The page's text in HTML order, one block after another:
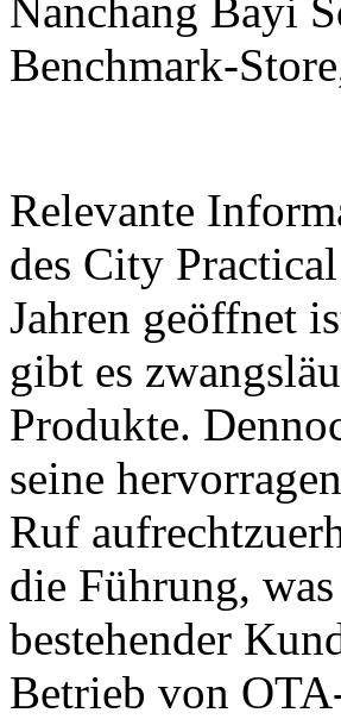
Nanchang Bayi
Benchmark-
Relevante
des City
Jahren geöffnet
gibt es
Produkte.
seine
Ruf
die Führung,
bestehender
Betrieb von